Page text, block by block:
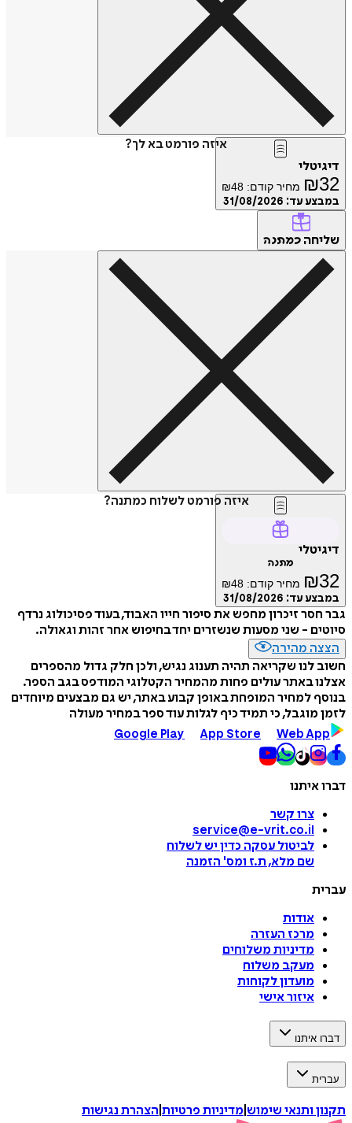
איזה פורמט בא לך?
דיגיטלי
₪32 מחיר קודם: ₪48
במבצע עד: 31/08/2026
שליחה כמתנה
איזה פורמט לשלוח כמתנה?
דיגיטלי
מתנה
₪32 מחיר קודם: ₪48
במבצע עד: 31/08/2026
גבר חסר זיכרון מחפש את סיפור חייו האבוד, בעוד פסיכולוג נרדף
סיוטים - שני מסעות שנשזרים יחד בחיפוש אחר זהות וגאולה.
הצצה מהירה
חשוב לנו שקריאה תהיה תענוג נגיש, ולכן חלק גדול מהספרים
אצלנו באתר עולים פחות מהמחיר הקטלוגי המודפס בגב הספר.
בנוסף למחיר המופחת באופן קבוע באתר, יש גם מבצעים מיוחדים
לזמן מוגבל, כי תמיד כיף לגלות עוד ספר במחיר מעולה
Google Play
App Store Web App
דברו איתנו
צרו קשר
service@e-vrit.co.il
לביטול עסקה כדין יש לשלוח
שם מלא, ת.ז ומס' הזמנה
עברית
אודות
מרכז העזרה
מדיניות משלוחים
מעקב משלוח
מועדון לקוחות
איזור אישי
דברו איתנו
עברית
תקנון ותנאי שימוש מדיניות פרטיות הצהרת נגישות